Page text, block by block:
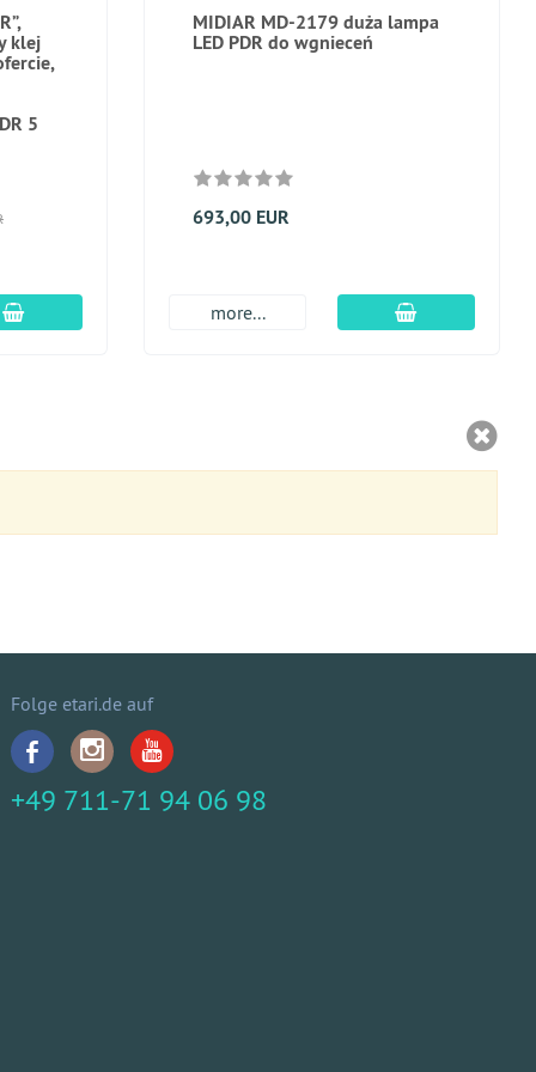
klej
5
dodaj do koszyka
MIDIAR MD-2179 duża lampa
LED PDR do wgnieceń
693,00 EUR
more... dodaj do
Folge etari.de auf
+49 711-71 94 06 98